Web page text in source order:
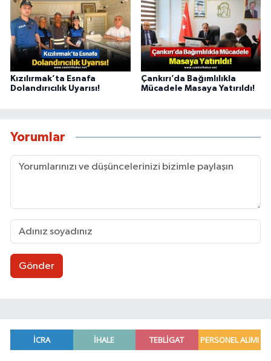
Kızılırmak’ta Esnafa
Dolandırıcılık Uyarısı!
Çankırı’da Bağımlılıkla
Mücadele Masaya Yatırıldı!
Yorumlar
Gönder